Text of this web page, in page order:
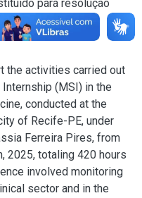
para resolução
pelo animal.
the activities carried out
(MSI) in the
conducted at the
of Recife-PE, under
Ferreira Pires, from
2025, totaling 420 hours
involved monitoring
sector and in the